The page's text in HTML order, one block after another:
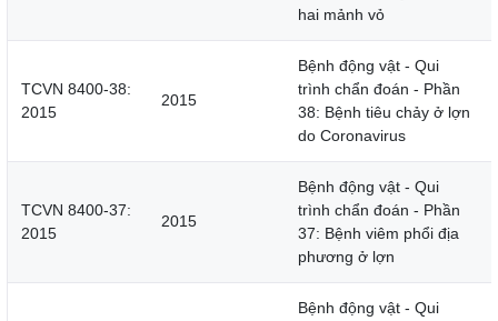
hai mảnh vỏ
TCVN 8400-38:
2015
2015
Bệnh động vật - Qui
trình chẩn đoán - Phần
38: Bệnh tiêu chảy ở lợn
do Coronavirus
TCVN 8400-37:
2015
2015
Bệnh động vật - Qui
trình chẩn đoán - Phần
37: Bệnh viêm phổi địa
phương ở lợn
Bệnh động vật - Qui